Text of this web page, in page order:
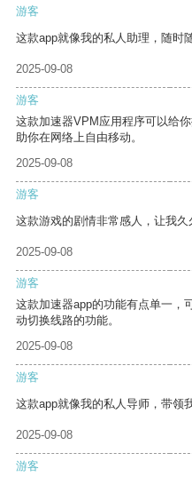
游客
这款app就像我的私人助理，随时
2025-09-08
游客
这款加速器VPM应用程序可以给
助你在网络上自由移动。
2025-09-08
游客
这款游戏的剧情非常感人，让我久
2025-09-08
游客
这款加速器app的功能有点单一，
动切换线路的功能。
2025-09-08
游客
这款app就像我的私人导师，带领
2025-09-08
游客